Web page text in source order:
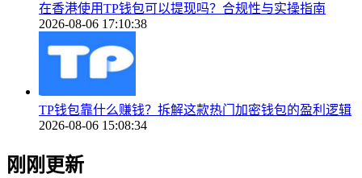
在香港使用TP钱包可以提现吗？合规性与实操指南
2026-08-06 17:10:38
TP钱包靠什么赚钱？拆解这款热门加密钱包的盈利逻辑
2026-08-06 15:08:34
刚刚更新